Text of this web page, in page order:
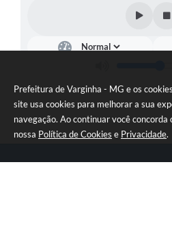
Prefeitura de Varginha - MG e os
site usa cookies para melhorar a sua
navegação. Ao continuar você concorda
nossa Política de Cookies e Privacidade.